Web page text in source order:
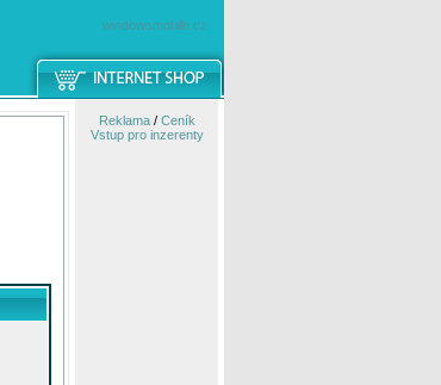
windowsmobile.cz
Reklama/ Ceník
Vstup pro inzerenty